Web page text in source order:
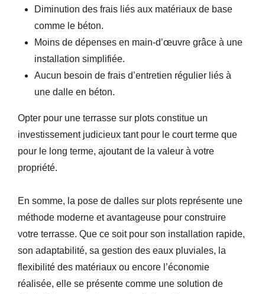
Diminution des frais liés aux matériaux de base
comme le béton.
Moins de dépenses en main-d’œuvre grâce à une
installation simplifiée.
Aucun besoin de frais d’entretien régulier liés à
une dalle en béton.
Opter pour une terrasse sur plots constitue un
investissement judicieux tant pour le court terme que
pour le long terme, ajoutant de la valeur à votre
propriété.
En somme, la pose de dalles sur plots représente une
méthode moderne et avantageuse pour construire
votre terrasse. Que ce soit pour son installation rapide,
son adaptabilité, sa gestion des eaux pluviales, la
flexibilité des matériaux ou encore l’économie
réalisée, elle se présente comme une solution de